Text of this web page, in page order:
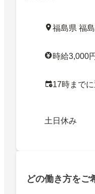
福島県 福
時給3,000円
17時まで
土日休み
どの働き方をご